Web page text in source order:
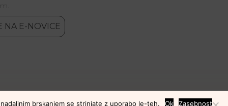
NA E-NOVICE
brskanjem se strinjate z uporabo le-teh. Ok Zasebnost